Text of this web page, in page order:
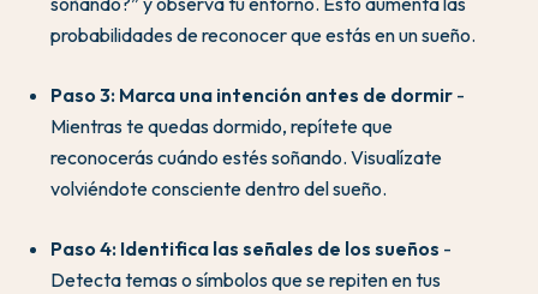
probabilidades de reconocer que estás en un sueño.
Paso 3: Marca una intención antes de dormir -
Mientras te quedas dormido, repítete que
reconocerás cuándo estés soñando. Visualízate
volviéndote consciente dentro del sueño.
Paso 4: Identifica las señales de los sueños -
Detecta temas o símbolos que se repiten en tus